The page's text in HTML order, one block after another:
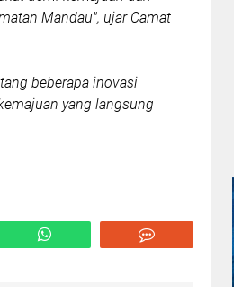
Mandau", ujar Camat
beberapa inovasi
yang langsung